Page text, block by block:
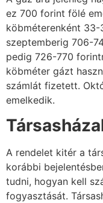
ez 700 forint fölé
köbméterenként
szeptemberig 706-
pedig 726-770
köbméter gázt
számlát fizetett.
emelkedik.
A rendelet kitér a
korábbi
tudni, hogyan kell
fogyasztását.